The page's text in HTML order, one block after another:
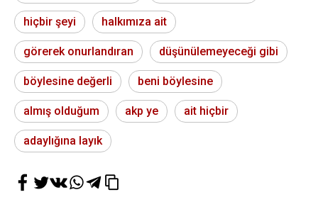
hiçbir şeyi halkımıza ait
görerek onurlandıran düşünülemeyeceği gibi
böylesine değerli beni böylesine
almış olduğum akp ye ait hiçbir
adaylığına layık